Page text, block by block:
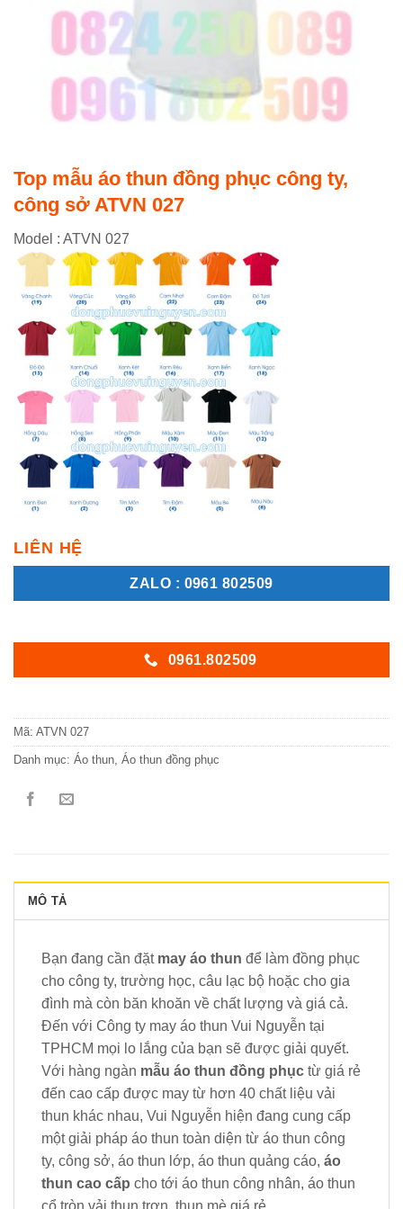
Top mẫu áo thun đồng phục công ty,
công sở ATVN 027
Model : ATVN 027
LIÊN HỆ
ZALO : 0961 802509
0961.802509
Mã: ATVN 027
Danh mục: Áo thun, Áo thun đồng phục
MÔ TẢ
Bạn đang cần đặt may áo thun để làm đồng phục
cho công ty, trường học, câu lạc bộ hoặc cho gia
đình mà còn băn khoăn về chất lượng và giá cả.
Đến với Công ty may áo thun Vui Nguyễn tại
TPHCM mọi lo lắng của bạn sẽ được giải quyết.
Với hàng ngàn mẫu áo thun đồng phục từ giá rẻ
đến cao cấp được may từ hơn 40 chất liệu vải
thun khác nhau, Vui Nguyễn hiện đang cung cấp
một giải pháp áo thun toàn diện từ áo thun công
ty, công sở, áo thun lớp, áo thun quảng cáo, áo
thun cao cấp cho tới áo thun công nhân, áo thun
cổ tròn vải thun trơn, thun mè giá rẻ.